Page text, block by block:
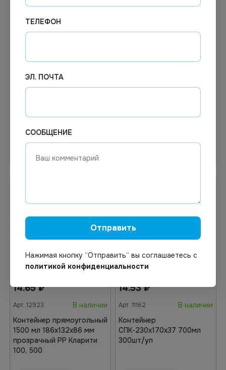
Банка под пресервы с
крышкой 500мл 112мм
14.65₽
Арт. 12923
В наличии
Контейнер прямоугольный
1500 мл 186х132х86 мм
прозрачный РР Кларити
100, 500
14.53₽
Арт. 11162
В наличии
Контейнер
СПК-230х170х37 700мл
300шт/уп
ТЕЛЕФОН
ЭЛ. ПОЧТА
СООБЩЕНИЕ
Отправить
Нажимая кнопку “Отправить“ вы соглашаетесь с
политикой конфиденциальности